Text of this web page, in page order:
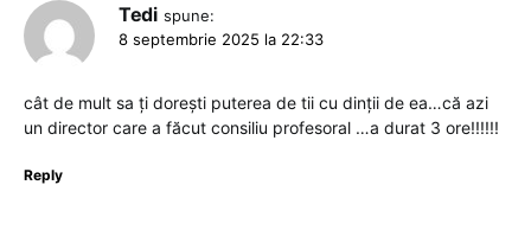
Tedi spune:
8 septembrie 2025 la 22:33
cât de mult sa ți dorești puterea de tii cu dinții de ea…că azi
un director care a făcut consiliu profesoral …a durat 3 ore!!!!!!
Reply